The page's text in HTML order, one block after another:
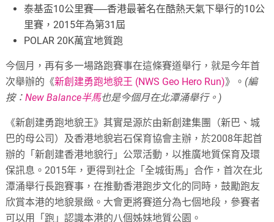
泰基盃10公里賽──香港最著名在酷熱天氣下舉行的10公
里賽，2015年為第31屆
POLAR 20K萬宜地質跑
今個月，再有多一場路跑賽事在這條賽道舉行，就是今年首
次舉辦的《新創建勇跑地貌王 (NWS Geo Hero Run)》。 (編
按：New Balance半馬也是今個月在北潭涌舉行。)
《新創建勇跑地貌王》其實是源於由新創建集團（新巴、城
巴的母公司）及香港地貌岩石保育協會主辦，於2008年起首
辦的「新創建香港地貌行」公眾活動，以推廣地質保育及環
保訊息。2015年，更得到社企「全城街馬」合作，首次在北
潭涌舉行長跑賽事，在推動香港跑步文化的同時，鼓勵跑友
欣賞本港的地貌景緻。大會更將賽道分為七個地段，參賽者
可以用「跑」認識本港的八個姊妹地質公園。